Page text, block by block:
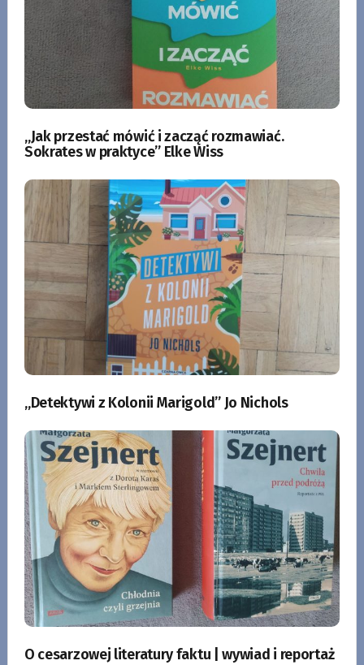
„Jak przestać mówić i zacząć rozmawiać.
Sokrates w praktyce” Elke Wiss
„Detektywi z Kolonii Marigold” Jo Nichols
O cesarzowej literatury faktu | wywiad i reportaż